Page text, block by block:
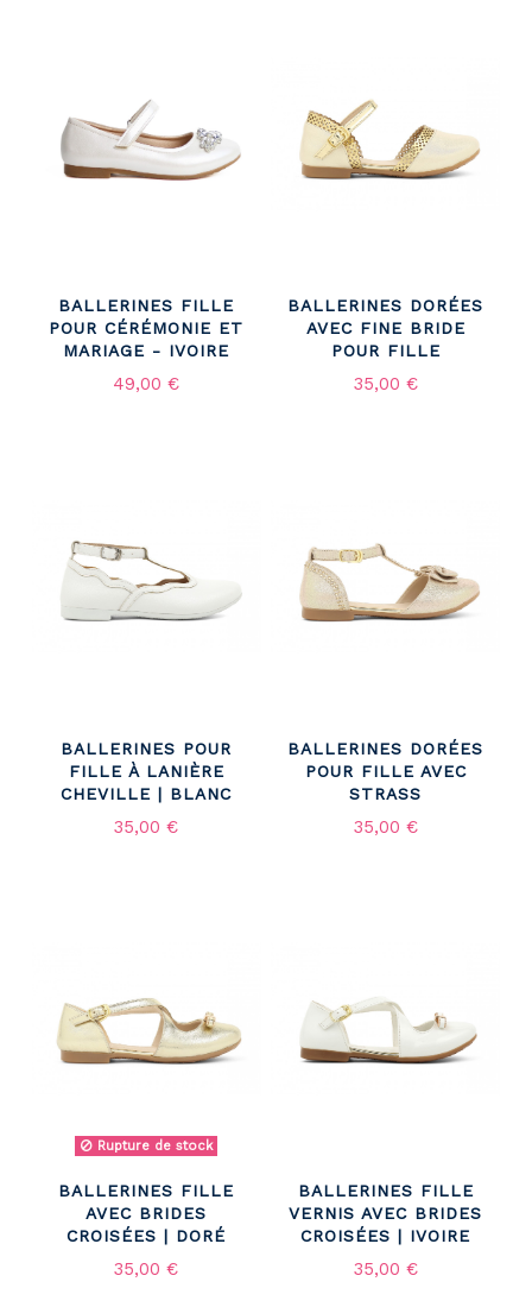
BALLERINES FILLE
POUR CÉRÉMONIE ET
MARIAGE - IVOIRE
49,00 €
BALLERINES DORÉES
AVEC FINE BRIDE
POUR FILLE
35,00 €
BALLERINES POUR
FILLE À LANIÈRE
CHEVILLE | BLANC
35,00 €
BALLERINES DORÉES
POUR FILLE AVEC
STRASS
35,00 €
Rupture de stock
BALLERINES FILLE
AVEC BRIDES
CROISÉES | DORÉ
35,00 €
BALLERINES FILLE
VERNIS AVEC BRIDES
CROISÉES | IVOIRE
35,00 €